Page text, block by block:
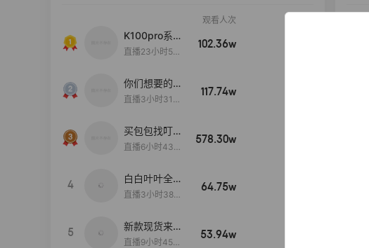
观看人次
K100pro系列
新品预约中~
直播23小时52
102.36w
你们想要的
包！终于来
意！
直播3小时31分
117.74w
买包包找叮
当,一折购！
直播6小时43分
578.30w
4
白白叶叶全品
类好物补贴节
直播3小时38分
64.75w
5
新款现货来了
～
直播9小时45分
53.94w